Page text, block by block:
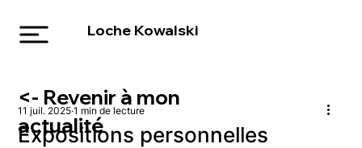
Loche Kowalski
Expositions personnelles
11 juil. 2025 1 min de lecture
<- Revenir à mon
actualité